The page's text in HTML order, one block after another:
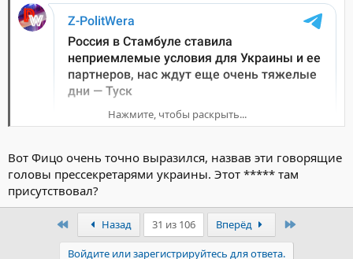
Нажмите, чтобы раскрыть...
Вот Фицо очень точно выразился, назвав эти говорящие
головы прессекретарями украины. Этот ***** там
присутствовал?
ПервыйНазад 31 из 106 Вперёд
Войдите или зарегистрируйтесь для ответа.